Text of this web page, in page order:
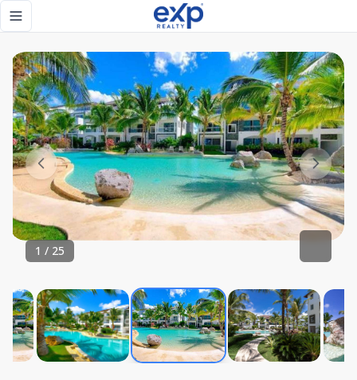
Toggle navigation menu
1 / 25
Espacios acogedores que transmiten amplitud y armonía. -